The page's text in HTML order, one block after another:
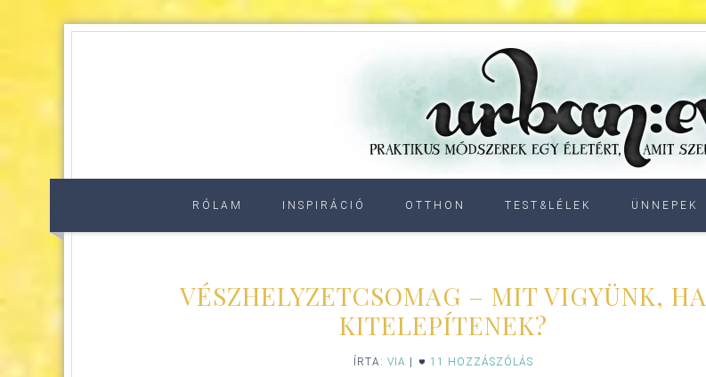
RÓLAM INSPIRÁCIÓ OTTHON TEST&LÉLEK ÜNNEPEK
VÉSZHELYZETCSOMAG – MIT VIGYÜNK, HA
KITELEPÍTENEK?
ÍRTA: VIA 11 HOZZÁSZÓLÁS